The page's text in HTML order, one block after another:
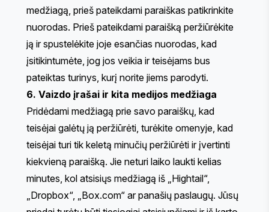
medžiagą, prieš pateikdami paraiškas patikrinkite
nuorodas. Prieš pateikdami paraišką peržiūrėkite
ją ir spustelėkite joje esančias nuorodas, kad
įsitikintumėte, jog jos veikia ir teisėjams bus
pateiktas turinys, kurį norite jiems parodyti.
6. Vaizdo įrašai ir kita medijos medžiaga
Pridėdami medžiagą prie savo paraiškų, kad
teisėjai galėtų ją peržiūrėti, turėkite omenyje, kad
teisėjai turi tik keletą minučių peržiūrėti ir įvertinti
kiekvieną paraišką. Jie neturi laiko laukti kelias
minutes, kol atsisiųs medžiagą iš „Hightail“,
„Dropbox“, „Box.com“ ar panašių paslaugų. Jūsų